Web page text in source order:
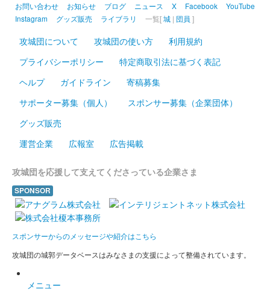
お問い合わせ お知らせ ブログ ニュース X Facebook
YouTube
Instagram
グッズ販売 ライブラリ 一覧[城 | 団員 ]
攻城団について 攻城団の使い方
利用規約
プライバシーポリシー
特定商取引法に基づく表記
ヘルプ
ガイドライン
寄稿募集
サポーター募集（個人）
スポンサー募集（企業団体）
グッズ販売
運営企業
広報室 広告掲載
攻城団を応援して支えてくださっている企業さま
SPONSOR
スポンサーからのメッセージや紹介はこちら
攻城団の城郭データベースはみなさまの支援によって整備されています。
メニュー